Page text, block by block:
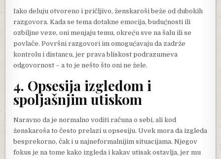
Iako deluju otvoreno i pričljivo, ženskaroši beže od dubokih
razgovora. Kada se tema dotakne emocija, budućnosti ili
ozbiljne veze, oni menjaju temu, okreću sve na šalu ili se
povlače. Površni razgovori im omogućavaju da zadrže
kontrolu i distancu, jer prava bliskost podrazumeva
odgovornost – a to je nešto što oni ne žele.
4. Opsesija izgledom i
spoljašnjim utiskom
Naravno da je normalno voditi računa o sebi, ali kod
ženskaroša to često prelazi u opsesiju. Uvek mora da izgleda
besprekorno, čak i u najneformalnijim situacijama. Njegov
fokus je na tome kako izgleda i kakav utisak ostavlja, jer mu